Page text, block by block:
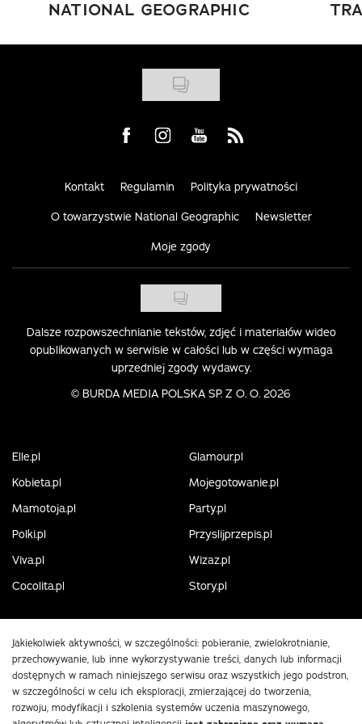
NATIONAL GEOGRAPHIC
Visit us on Facebook
Visit us on Instagram
Visit us on Youtube
Visit us on Rss
Kontakt Regulamin Polityka prywatności
O towarzystwie National Geographic Newsletter
Moje zgody
Dalsze rozpowszechnianie tekstów, zdjęć i materiałów wideo
opublikowanych w serwisie w całości lub w części wymaga
uprzedniej zgody wydawcy.
© BURDA MEDIA POLSKA SP. Z O. O. 2026
Elle.pl
Glamour.pl
Kobieta.pl
Mojegotowanie.pl
Mamotoja.pl
Party.pl
Polki.pl
Przyslijprzepis.pl
Viva.pl
Wizaz.pl
Cocolita.pl
Story.pl
Jakiekolwiek aktywności, w szczególności: pobieranie, zwielokrotnianie,
przechowywanie, lub inne wykorzystywanie treści, danych lub informacji
dostępnych w ramach niniejszego serwisu oraz wszystkich jego podstron,
w szczególności w celu ich eksploracji, zmierzającej do tworzenia,
rozwoju, modyfikacji i szkolenia systemów uczenia maszynowego,